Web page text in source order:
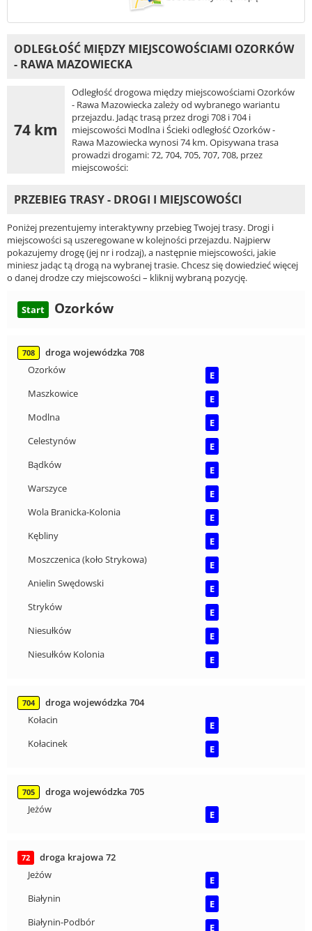
ODLEGŁOŚĆ MIĘDZY MIEJSCOWOŚCIAMI OZORKÓW
- RAWA MAZOWIECKA
74 km
Odległość drogowa między miejscowościami Ozorków
- Rawa Mazowiecka zależy od wybranego wariantu
przejazdu. Jadąc trasą przez drogi 708 i 704 i
miejscowości Modlna i Ścieki odległość Ozorków -
Rawa Mazowiecka wynosi 74 km. Opisywana trasa
prowadzi drogami: 72, 704, 705, 707, 708, przez
miejscowości:
PRZEBIEG TRASY - DROGI I MIEJSCOWOŚCI
Poniżej prezentujemy interaktywny przebieg Twojej trasy. Drogi i
miejscowości są uszeregowane w kolejności przejazdu. Najpierw
pokazujemy drogę (jej nr i rodzaj), a następnie miejscowości, jakie
miniesz jadąc tą drogą na wybranej trasie. Chcesz się dowiedzieć więcej
o danej drodze czy miejscowości – kliknij wybraną pozycję.
Start Ozorków
708
droga wojewódzka 708
Ozorków
E
Maszkowice
E
Modlna
E
Celestynów
E
Bądków
E
Warszyce
E
Wola Branicka-Kolonia
E
Kębliny
E
Moszczenica (koło Strykowa)
E
Anielin Swędowski
E
Stryków
E
Niesułków
E
Niesułków Kolonia
E
704
droga wojewódzka 704
Kołacin
E
Kołacinek
E
705
droga wojewódzka 705
Jeżów
E
72
droga krajowa 72
Jeżów
E
Białynin
E
Białynin-Podbór
E